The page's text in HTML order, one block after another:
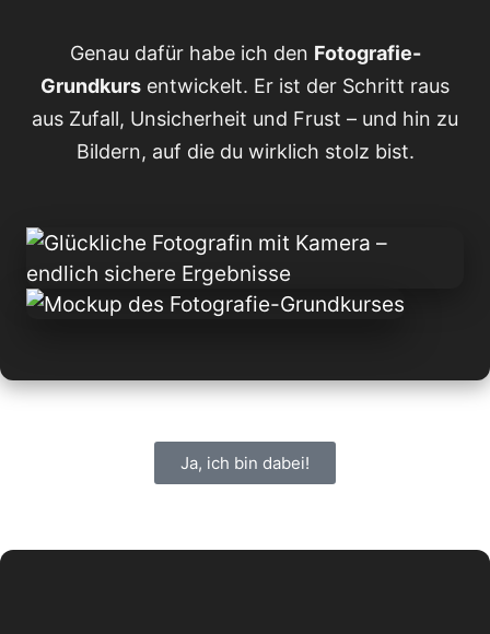
Genau dafür habe ich den Fotografie-
Grundkurs entwickelt. Er ist der Schritt raus
aus Zufall, Unsicherheit und Frust – und hin zu
Bildern, auf die du wirklich stolz bist.
Ja, ich bin dabei!